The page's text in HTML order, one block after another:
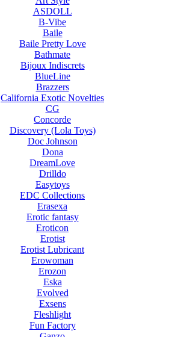
ASDOLL
B-Vibe
Baile
Baile Pretty Love
Bathmate
Bijoux Indiscrets
BlueLine
Brazzers
California Exotic Novelties
CG
Concorde
Discovery (Lola Toys)
Doc Johnson
Dona
DreamLove
Drilldo
Easytoys
EDC Collections
Erasexa
Erotic fantasy
Eroticon
Erotist
Erotist Lubricant
Erowoman
Erozon
Eska
Evolved
Exsens
Fleshlight
Fun Factory